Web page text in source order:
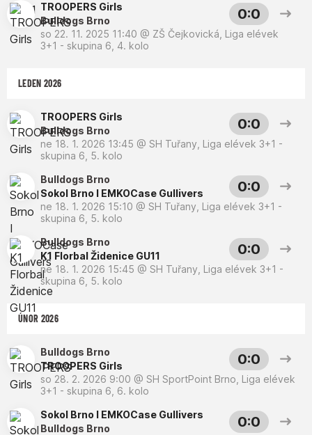
TROOPERS Girls
Bulldogs Brno
0:0
so 22. 11. 2025 11:40 @ ZŠ Čejkovická Liga elévek
3+1 - skupina 6, 4. kolo
LEDEN 2026
TROOPERS Girls
Bulldogs Brno
0:0
ne 18. 1. 2026 13:45 @ SH Tuřany Liga elévek 3+1 -
skupina 6, 5. kolo
Bulldogs Brno
Sokol Brno I EMKOCase Gullivers
0:0
ne 18. 1. 2026 15:10 @ SH Tuřany Liga elévek 3+1 -
skupina 6, 5. kolo
Bulldogs Brno
K1 Florbal Židenice GU11
0:0
ne 18. 1. 2026 15:45 @ SH Tuřany Liga elévek 3+1 -
skupina 6, 5. kolo
ÚNOR 2026
Bulldogs Brno
TROOPERS Girls
0:0
so 28. 2. 2026 9:00 @ SH SportPoint Brno Liga elévek
3+1 - skupina 6, 6. kolo
Sokol Brno I EMKOCase Gullivers
Bulldogs Brno
0:0